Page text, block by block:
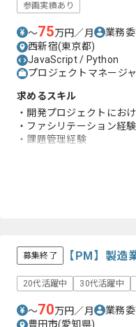
参画実績あり
〜75万円／月 業務
西新宿(東京都)
JavaScript / Python
プロジェクトマネージ
求めるスキル
・開発プロジェクトにお
・ファシリテーション経験
・課題管理経験
募集終了 【PM】製
20代活躍中 30代活躍中
〜70万円／月 業務
豊田市(愛知県)